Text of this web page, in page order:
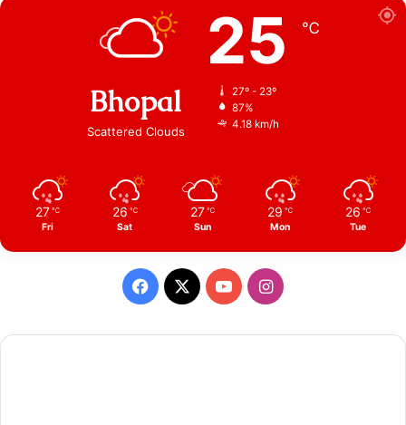
Bhopal
Scattered Clouds
25 ℃
27º - 23º
87%
4.18 km/h
27 ℃
Fri
26 ℃
Sat
27 ℃
Sun
29 ℃
Mon
26 ℃
Tue
Facebook
X YouTubeInstagram